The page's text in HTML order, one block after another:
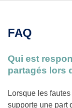
FAQ
Qui est
partagés lors
Lorsque les
supporte une part